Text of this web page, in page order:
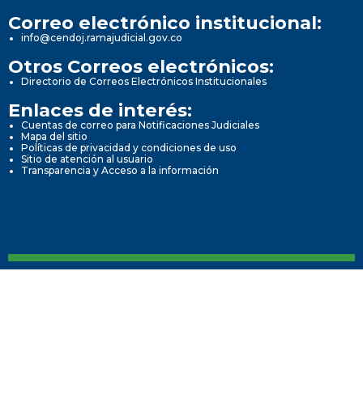
Correo electrónico institucional:
info@cendoj.ramajudicial.gov.co
Otros Correos electrónicos:
Directorio de Correos Electrónicos Institucionales
Enlaces de interés:
Cuentas de correo para Notificaciones Judiciales
Mapa del sitio
Políticas de privacidad y condiciones de uso
Sitio de atención al usuario
Transparencia y Acceso a la información